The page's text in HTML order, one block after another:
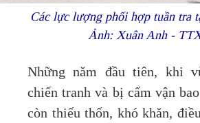
Các lực lượng phối hợp tuần tra
Ảnh: Xuân Anh -
Những năm đầu tiên, khi
chiến tranh và bị cấm vận
còn thiếu thốn, khó khăn,